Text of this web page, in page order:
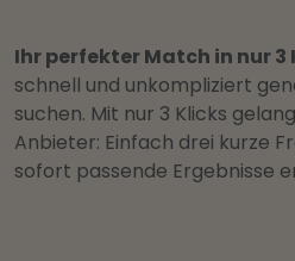
Ihr perfekter Match in nur 3
schnell und unkompliziert
suchen. Mit nur 3 Klicks
Anbieter: Einfach drei kurze
sofort passende Ergebnisse